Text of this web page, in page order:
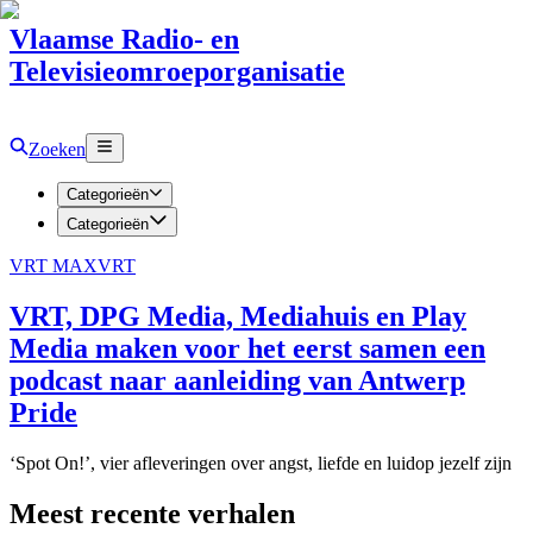
Vlaamse Radio- en
Televisieomroeporganisatie
Zoeken
Categorieën
Categorieën
VRT MAXVRT
VRT, DPG Media, Mediahuis en Play
Media maken voor het eerst samen een
podcast naar aanleiding van Antwerp
Pride
‘Spot On!’, vier afleveringen over angst, liefde en luidop jezelf zijn
Meest recente verhalen